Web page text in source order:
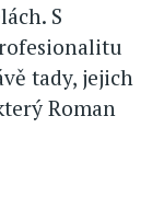
S
tady, jejich
Roman